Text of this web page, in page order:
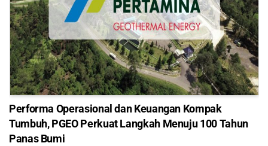
Performa Operasional dan Keuangan Kompak
Tumbuh, PGEO Perkuat Langkah Menuju 100 Tahun
Panas Bumi